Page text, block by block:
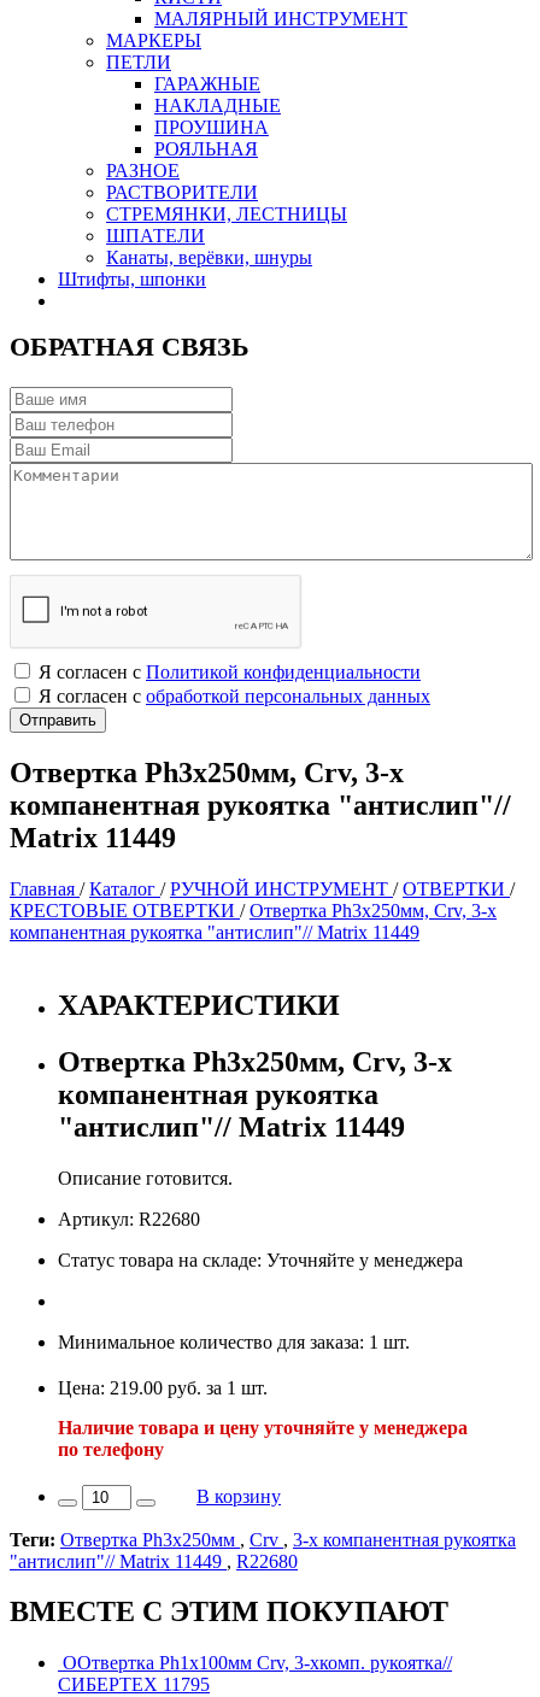
МАЛЯРНЫЙ ИНСТРУМЕНТ
МАРКЕРЫ
ПЕТЛИ
ГАРАЖНЫЕ
НАКЛАДНЫЕ
ПРОУШИНА
РОЯЛЬНАЯ
РАЗНОЕ
РАСТВОРИТЕЛИ
СТРЕМЯНКИ, ЛЕСТНИЦЫ
ШПАТЕЛИ
Канаты, верёвки, шнуры
Штифты, шпонки
ОБРАТНАЯ СВЯЗЬ
Я согласен с Политикой конфиденциальности
Я согласен с обработкой персональных данных
Отвертка Ph3x250мм, Crv, 3-х
компанентная рукоятка "антислип"//
Matrix 11449
Главная /Каталог /РУЧНОЙ ИНСТРУМЕНТ /ОТВЕРТКИ /
КРЕСТОВЫЕ ОТВЕРТКИ /Отвертка Ph3x250мм, Crv, 3-х
компанентная рукоятка "антислип"// Matrix 11449
ХАРАКТЕРИСТИКИ
Отвертка Ph3x250мм, Crv, 3-х
компанентная рукоятка
"антислип"// Matrix 11449
Описание готовится.
Артикул: R22680
Статус товара на складе: Уточняйте у менеджера
Минимальное количество для заказа: 1 шт.
Цена: 219.00 руб. за 1 шт.
Наличие товара и цену уточняйте у менеджера
по телефону
В корзину
Теги: Отвертка Ph3x250мм , Crv , 3-х компанентная рукоятка
"антислип"// Matrix 11449 , R22680
ВМЕСТЕ С ЭТИМ ПОКУПАЮТ
ООтвертка Ph1х100мм Crv, 3-хкомп. рукоятка//
СИБЕРТЕХ 11795